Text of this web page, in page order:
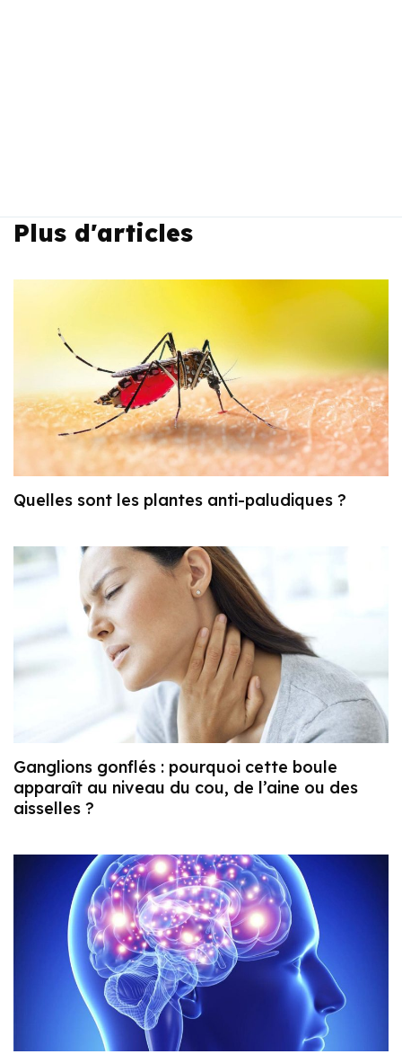
Plus d'articles
Quelles sont les plantes anti-paludiques ?
Ganglions gonflés : pourquoi cette boule
apparaît au niveau du cou, de l’aine ou des
aisselles ?